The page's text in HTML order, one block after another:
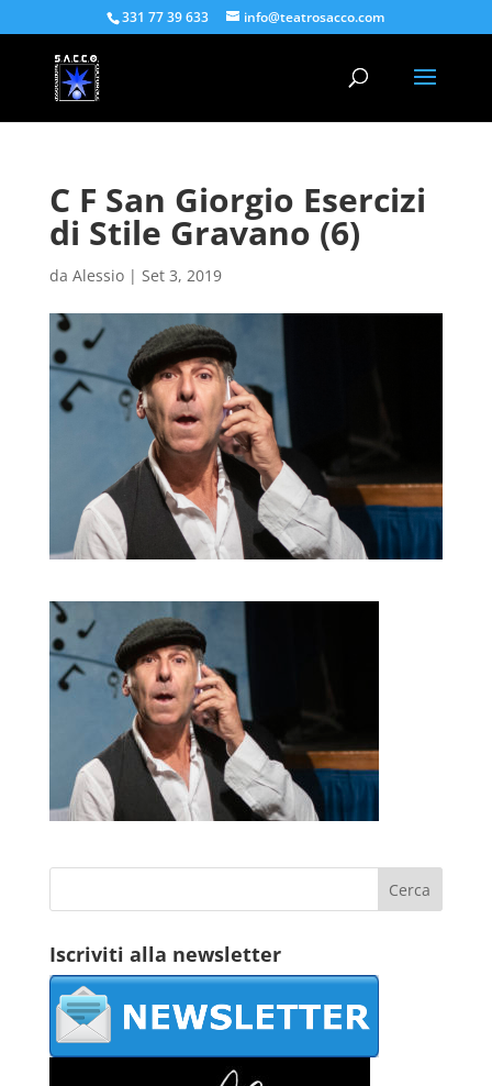
331 77 39 633 info@teatrosacco.com
C F San Giorgio Esercizi
di Stile Gravano (6)
da Alessio| Set 3, 2019
Iscriviti alla newsletter